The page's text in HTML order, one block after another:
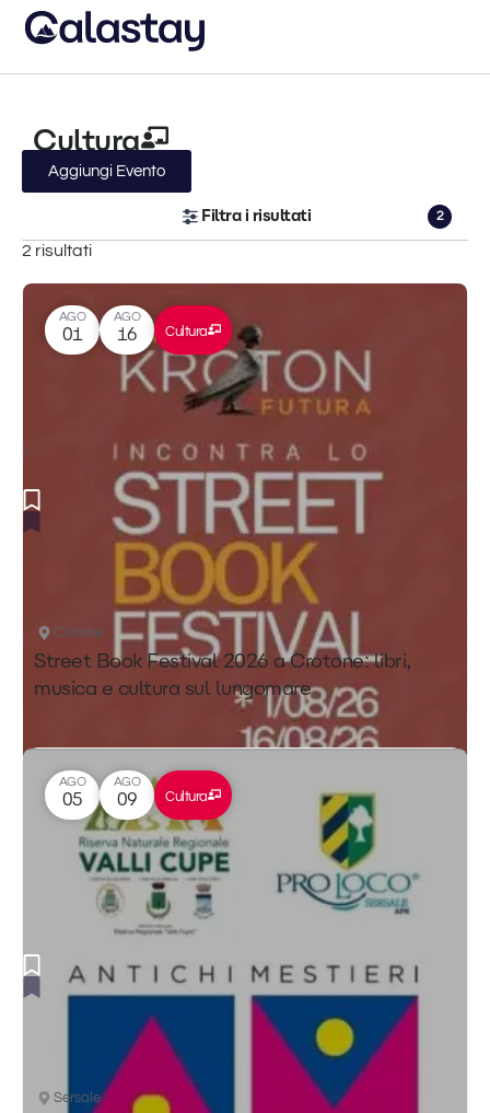
Cultura
Aggiungi Evento
Filtra i risultati 2
2 risultati
Crotone
Street Book Festival 2026 a Crotone: libri,
musica e cultura sul lungomare
AGO
01
AGO
16 Cultura
Sersale
AGO
05
AGO
09 Cultura